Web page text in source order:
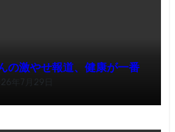
の激やせ報道、健康が一番
年7月29日